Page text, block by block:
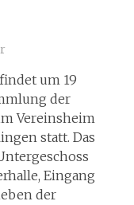
um 19
der
Vereinsheim
statt. Das
Eingang
der